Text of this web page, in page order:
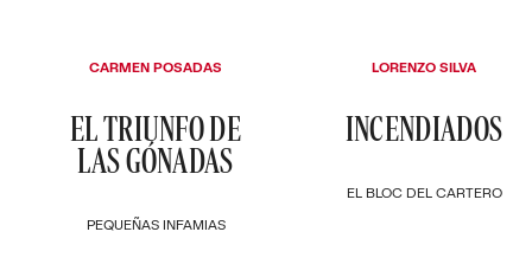
PEQUEÑAS INFAMIAS
EL TRIUNFO DE
LAS GÓNADAS
CARMEN POSADAS
EL BLOC DEL CARTERO
INCENDIADOS
LORENZO SILVA